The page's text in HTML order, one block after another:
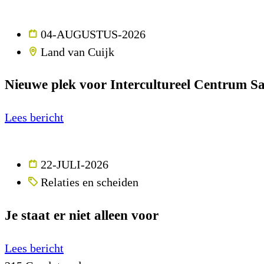
04-AUGUSTUS-2026
Land van Cuijk
Nieuwe plek voor Intercultureel Centrum
Lees bericht
22-JULI-2026
Relaties en scheiden
Je staat er niet alleen voor
Lees bericht